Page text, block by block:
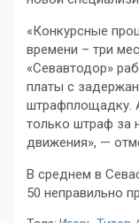
«Конкурсные
времени – три
«Севавтодор»
платы с
штрафплощадку.
только штраф за
движения», —
В среднем в
50 неправильно